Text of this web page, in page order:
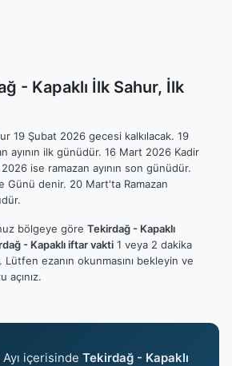
- Kapaklı İlk Sahur, İlk
19 Şubat 2026 gecesi kalkılacak. 19
ayının ilk günüdür. 16 Mart 2026 Kadir
ise ramazan ayının son günüdür.
Günü denir. 20 Mart'ta Ramazan
bölgeye göre Tekirdağ - Kapaklı
- Kapaklı iftar vakti 1 veya 2 dakika
Lütfen ezanın okunmasını bekleyin ve
açınız.
içerisinde Tekirdağ - Kapaklı